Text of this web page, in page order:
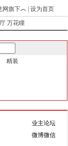
网旗下︿
设为首页
万花瞳
精装
业主论坛
微博微信